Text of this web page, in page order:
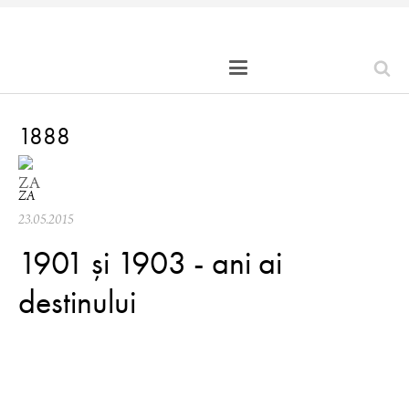
1888
ZA
23.05.2015
1901 și 1903 - ani ai
destinului